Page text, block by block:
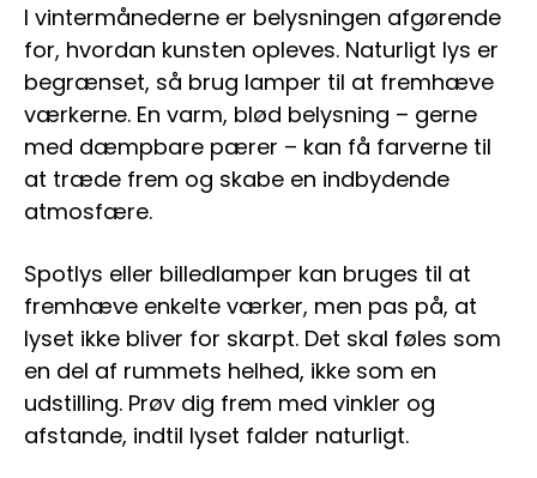
I vintermånederne er belysningen afgørende
for, hvordan kunsten opleves. Naturligt lys er
begrænset, så brug lamper til at fremhæve
værkerne. En varm, blød belysning – gerne
med dæmpbare pærer – kan få farverne til
at træde frem og skabe en indbydende
atmosfære.
Spotlys eller billedlamper kan bruges til at
fremhæve enkelte værker, men pas på, at
lyset ikke bliver for skarpt. Det skal føles som
en del af rummets helhed, ikke som en
udstilling. Prøv dig frem med vinkler og
afstande, indtil lyset falder naturligt.